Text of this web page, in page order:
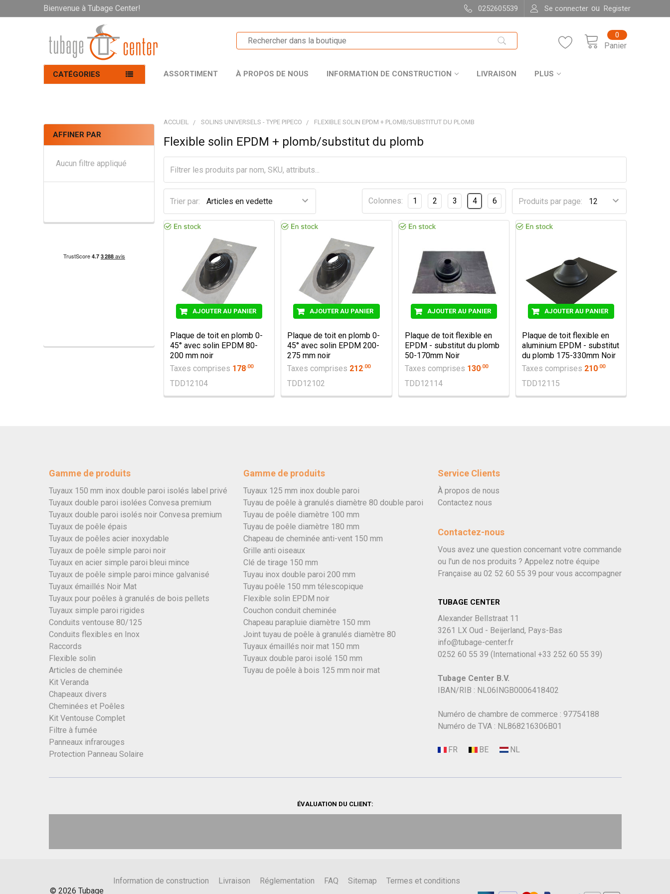
Bienvenue à Tubage Center! 0252605539 Se connecter ou Register
Panier
0
CATÉGORIES ASSORTIMENT À PROPOS DE NOUS INFORMATION DE CONSTRUCTION LIVRAISON PLUS
AFFINER PAR
Aucun filtre appliqué
ACCUEIL SOLINS UNIVERSELS - TYPE PIPECO FLEXIBLE SOLIN EPDM + PLOMB/SUBSTITUT DU PLOMB
Flexible solin EPDM + plomb/substitut du plomb
Trier par: Produits par page:
Colonnes: 1 2 3 4 6
AJOUTER AU PANIER
Plaque de toit en plomb 0-
45° avec solin EPDM 80-
200 mm noir
Taxes comprises 178.00
TDD12104
AJOUTER AU PANIER
Plaque de toit en plomb 0-
45° avec solin EPDM 200-
275 mm noir
Taxes comprises 212.00
TDD12102
AJOUTER AU PANIER
Plaque de toit flexible en
EPDM - substitut du plomb
50-170mm Noir
Taxes comprises 130.00
TDD12114
AJOUTER AU PANIER
Plaque de toit flexible en
aluminium EPDM - substitut
du plomb 175-330mm Noir
Taxes comprises 210.00
TDD12115
Gamme de produits
Tuyaux 150 mm inox double paroi isolés label privé
Tuyaux double paroi isolées Convesa premium
Tuyaux double paroi isolés noir Convesa premium
Tuyaux de poêle épais
Tuyaux de poêles acier inoxydable
Tuyaux de poêle simple paroi noir
Tuyaux en acier simple paroi bleui mince
Tuyaux de poêle simple paroi mince galvanisé
Tuyaux émaillés Noir Mat
Tuyaux pour poêles à granulés de bois pellets
Tuyaux simple paroi rigides
Conduits ventouse 80/125
Conduits flexibles en Inox
Raccords
Flexible solin
Articles de cheminée
Kit Veranda
Chapeaux divers
Cheminées et Poêles
Kit Ventouse Complet
Filtre à fumée
Panneaux infrarouges
Protection Panneau Solaire
Gamme de produits
Tuyaux 125 mm inox double paroi
Tuyau de poêle à granulés diamètre 80 double paroi
Tuyau de poêle diamètre 100 mm
Tuyau de poêle diamètre 180 mm
Chapeau de cheminée anti-vent 150 mm
Grille anti oiseaux
Clé de tirage 150 mm
Tuyau inox double paroi 200 mm
Tuyau poêle 150 mm télescopique
Flexible solin EPDM noir
Couchon conduit cheminée
Chapeau parapluie diamètre 150 mm
Joint tuyau de poêle à granulés diamètre 80
Tuyaux émaillés noir mat 150 mm
Tuyaux double paroi isolé 150 mm
Tuyau de poêle à bois 125 mm noir mat
Service Clients
À propos de nous
Contactez nous
Contactez-nous
Vous avez une question concernant votre commande
ou l'un de nos produits ? Appelez notre équipe
Française au 02 52 60 55 39 pour vous accompagner
TUBAGE CENTER
Alexander Bellstraat 11
3261 LX Oud - Beijerland, Pays-Bas
info@tubage-center.fr
0252 60 55 39 (International +33 252 60 55 39)
Tubage Center B.V.
IBAN/RIB : NL06INGB0006418402
Numéro de chambre de commerce : 97754188
Numéro de TVA : NL868216306B01
ÉVALUATION DU CLIENT:
© 2026 Tubage
Information de construction Livraison Réglementation FAQ Sitemap Termes et conditions